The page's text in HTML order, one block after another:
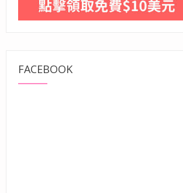
FACEBOOK